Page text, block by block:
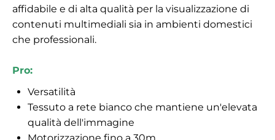
affidabile e di alta qualità per la visualizzazione di
contenuti multimediali sia in ambienti domestici
che professionali.
Pro:
Versatilità
Tessuto a rete bianco che mantiene un'elevata
qualità dell'immagine